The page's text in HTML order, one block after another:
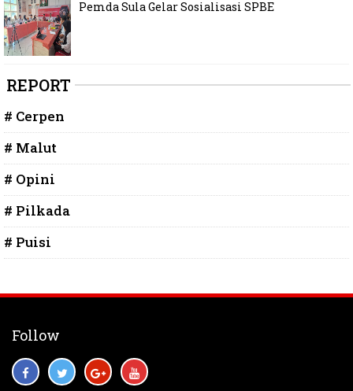
Pemda Sula Gelar Sosialisasi SPBE
REPORT
# Cerpen
# Malut
# Opini
# Pilkada
# Puisi
Follow